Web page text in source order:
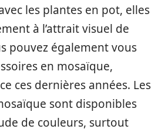
les plantes en pot, elles
à l’attrait visuel de
pouvez également vous
en mosaïque,
ces dernières années. Les
sont disponibles
de couleurs, surtout